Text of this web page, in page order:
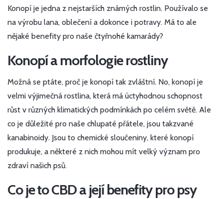
Konopí je jedna z nejstarších známých rostlin. Používalo se
na výrobu lana, oblečení a dokonce i potravy. Má to ale
nějaké benefity pro naše čtyřnohé kamarády?
Konopí a morfologie rostliny
Možná se ptáte, proč je konopí tak zvláštní. No, konopí je
velmi výjimečná rostlina, která má úctyhodnou schopnost
růst v různých klimatických podmínkách po celém světě. Ale
co je důležité pro naše chlupaté přátele, jsou takzvané
kanabinoidy. Jsou to chemické sloučeniny, které konopí
produkuje, a některé z nich mohou mít velký význam pro
zdraví našich psů.
Co je to CBD a její benefity pro psy